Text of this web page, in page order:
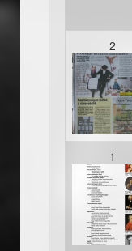
2
1